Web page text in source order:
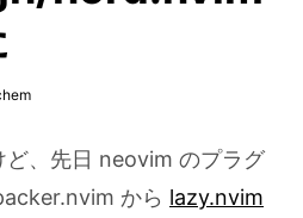
ど、先日 neovim のプラグ
から lazy.nvim